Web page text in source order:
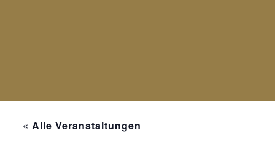
« Alle Veranstaltungen